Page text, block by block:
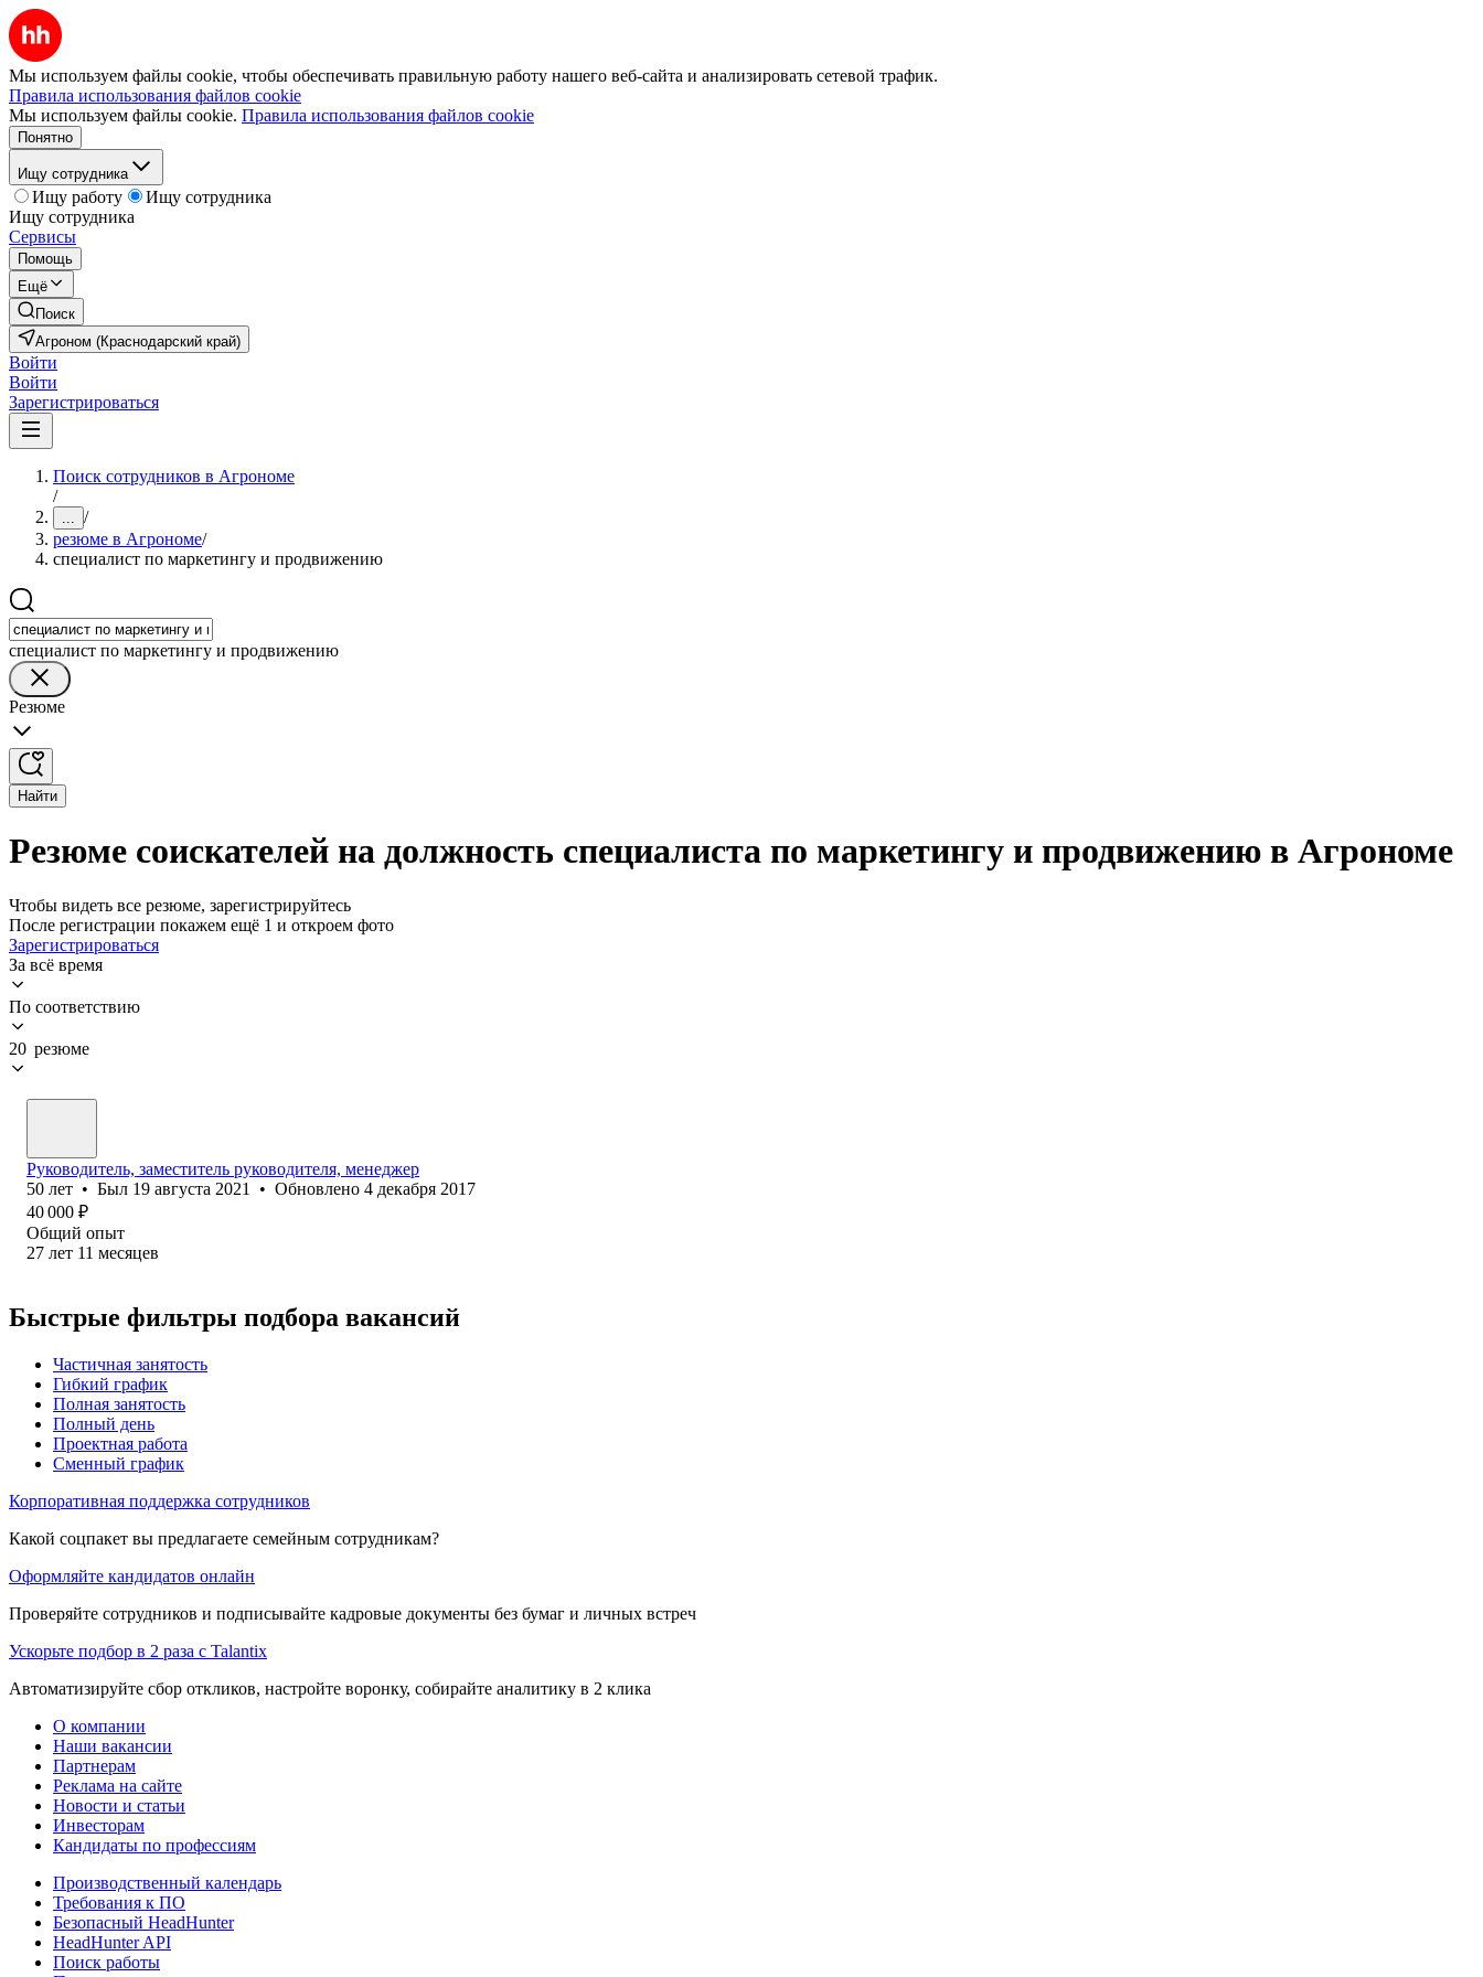
Мы используем файлы cookie, чтобы обеспечивать правильную работу нашего веб-сайта и анализировать сетевой трафик.
Правила использования файлов cookie
Мы используем файлы cookie. Правила использования файлов cookie
Понятно
Ищу сотрудника
Ищу работу
Ищу сотрудника
Ищу сотрудника
Сервисы
Помощь
Ещё
Поиск
Агроном (Краснодарский край)
Войти
Войти
Зарегистрироваться
Поиск сотрудников в Агрономе
/
... /
резюме в Агрономе/
специалист по маркетингу и продвижению
специалист по маркетингу и продвижению
Резюме
Найти
Резюме соискателей на должность специалиста по маркетингу и продвижению в Агрономе
Чтобы видеть все резюме, зарегистрируйтесь
После регистрации покажем ещё 1 и откроем фото
Зарегистрироваться
За всё время
По соответствию
20 резюме
Руководитель, заместитель руководителя, менеджер
50 лет • Был 19 августа 2021 • Обновлено 4 декабря 2017
40 000 ₽
Общий опыт
27 лет 11 месяцев
Быстрые фильтры подбора вакансий
Частичная занятость
Гибкий график
Полная занятость
Полный день
Проектная работа
Сменный график
Корпоративная поддержка сотрудников
Какой соцпакет вы предлагаете семейным сотрудникам?
Оформляйте кандидатов онлайн
Проверяйте сотрудников и подписывайте кадровые документы без бумаг и личных встреч
Ускорьте подбор в 2 раза с Talantix
Автоматизируйте сбор откликов, настройте воронку, собирайте аналитику в 2 клика
О компании
Наши вакансии
Партнерам
Реклама на сайте
Новости и статьи
Инвесторам
Кандидаты по профессиям
Производственный календарь
Требования к ПО
Безопасный HeadHunter
HeadHunter API
Поиск работы